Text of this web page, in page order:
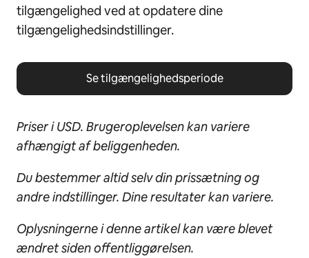
tilgængelighed ved at opdatere dine
tilgængelighedsindstillinger.
Se tilgængelighedsperiode
Priser i USD. Brugeroplevelsen kan variere
afhængigt af beliggenheden.
Du bestemmer altid selv din prissætning og
andre indstillinger. Dine resultater kan variere.
Oplysningerne i denne artikel kan være blevet
ændret siden offentliggørelsen.